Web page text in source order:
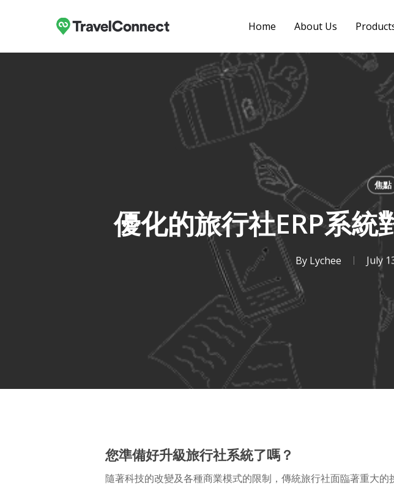
Home About Us
焦點
優化的旅行社ERP系
By Lychee July
您準備好升級旅行社系統了嗎？
隨著科技的改變及各種商業模式的限制，傳統旅行社面臨著重大